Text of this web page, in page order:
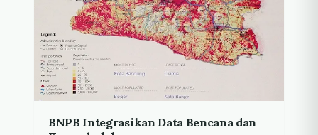
BNPB Integrasikan Data Bencana dan